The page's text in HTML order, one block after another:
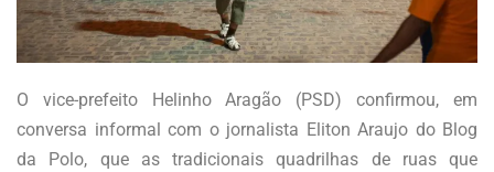
O vice-prefeito Helinho Aragão (PSD) confirmou, em
conversa informal com o jornalista Eliton Araujo do Blog
da Polo, que as tradicionais quadrilhas de ruas que